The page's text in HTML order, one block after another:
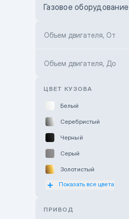
Toyota Kokshetau
Hyundai ShymCity
Газовое оборудование
Объем двигателя, От
Объем двигателя, До
ЦВЕТ КУЗОВА
Белый
Серебристый
Черный
Серый
Золотистый
Оранжевый
Показать все цвета
ПРИВОД